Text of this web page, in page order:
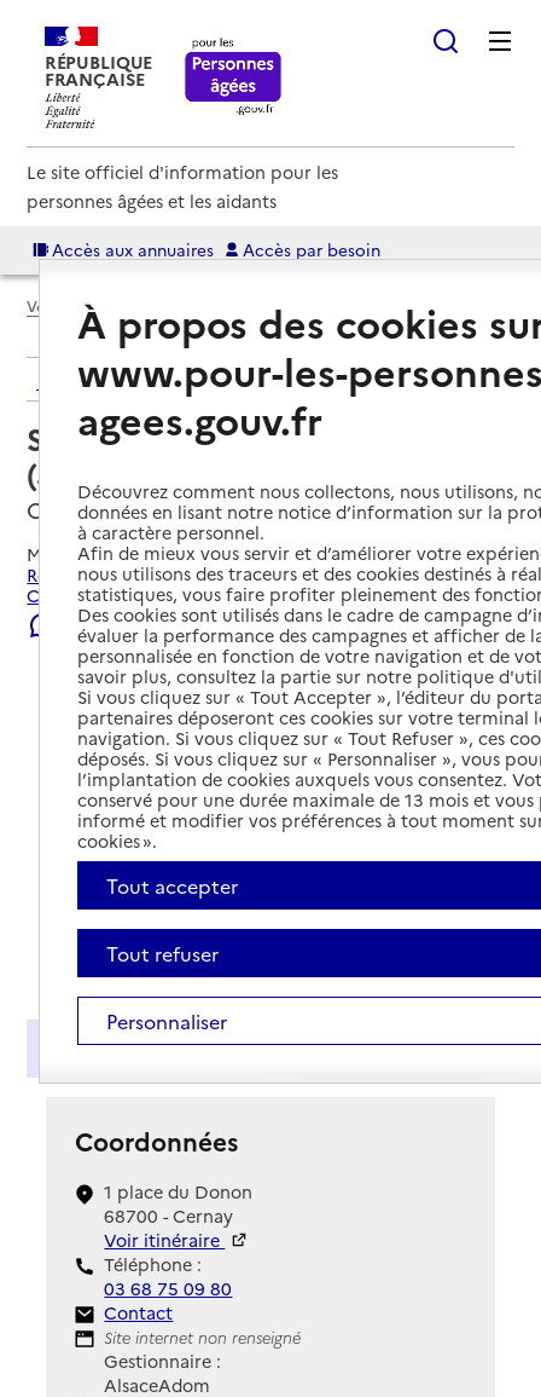
RÉPUBLIQUE
FRANÇAISE
Le site officiel d'information pour les
personnes âgées et les aidants
Accès aux annuaires Accès par besoin
Voir le fil d’Ariane
Retour aux résultats de l'annuaire
Service autonomie à domicile
(aide) – AlsaceAdom
Cernay, HAUT-RHIN
Mis à jour le02/08/2026
Rechercher les établissements et services autour de
Cernay.
Signaler une erreur
Présentation
Coordonnées
1 place du Donon
68700 - Cernay
Voir itinéraire
Téléphone :
03 68 75 09 80
Contact
Contact
Site Internet
Site internet non renseigné
Gestionnaire :
AlsaceAdom
À propos des cookies
www.pour-les-
agees.gouv.fr
Découvrez comment nous collectons, nous utilisons,
données en lisant notre notice d’information sur la
à caractère personnel.
Afin de mieux vous servir et d’améliorer votre
nous utilisons des traceurs et des cookies destinés à
statistiques, vous faire profiter pleinement des
Des cookies sont utilisés dans le cadre de campagne
évaluer la performance des campagnes et afficher de
personnalisée en fonction de votre navigation et de
savoir plus, consultez la partie sur notre politique
Si vous cliquez sur « Tout Accepter », l’éditeur du
partenaires déposeront ces cookies sur votre terminal
navigation. Si vous cliquez sur « Tout Refuser », ces
déposés. Si vous cliquez sur « Personnaliser », vous
l’implantation de cookies auxquels vous consentez.
conservé pour une durée maximale de 13 mois et
informé et modifier vos préférences à tout moment
cookies ».
Tout accepter
Tout refuser
Personnaliser